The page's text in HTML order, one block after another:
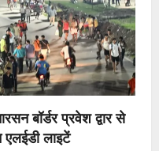
बॉर्डर प्रवेश द्वार से
एलईडी लाइटें